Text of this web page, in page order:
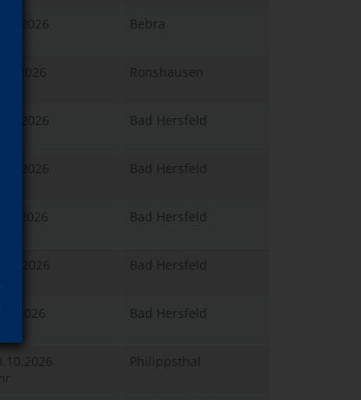
Bebra
Ronshausen
Bad Hersfeld
Bad Hersfeld
Bad Hersfeld
Bad Hersfeld
Bad Hersfeld
Philippsthal